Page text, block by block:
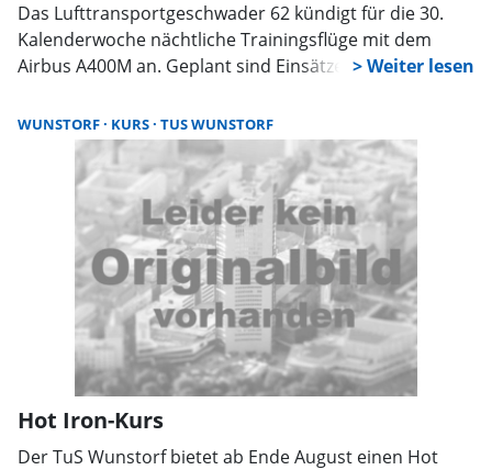
Das Lufttransportgeschwader 62 kündigt für die 30.
Kalenderwoche nächtliche Trainingsflüge mit dem
Airbus A400M an. Geplant sind Einsätze am Montag
Ausbildung mit Nachtsichtgeräten bei möglichst
geringer Belastung der Bevölkerung.
WUNSTORF KURS TUS WUNSTORF
Hot Iron-Kurs
Der TuS Wunstorf bietet ab Ende August einen Hot